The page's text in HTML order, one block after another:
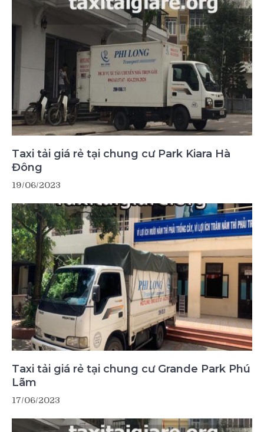
Taxi tải giá rẻ tại chung cư Park Kiara Hà
Đông
19/06/2023
Taxi tải giá rẻ tại chung cư Grande Park Phú
Lãm
17/06/2023